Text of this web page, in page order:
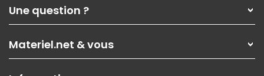
Nos services
Les magasins Materiel.net
Nos solutions pour les pros
Contactez-nous
Une question ?
Paiement, livraison
Garanties,Pack Zen
SAV, demander un retour
Materiel.net & vous